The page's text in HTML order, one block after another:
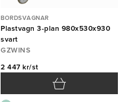
BORDSVAGNAR
Plastvagn 3-plan 980x530x930
svart
GZWINS
2 447 kr/st